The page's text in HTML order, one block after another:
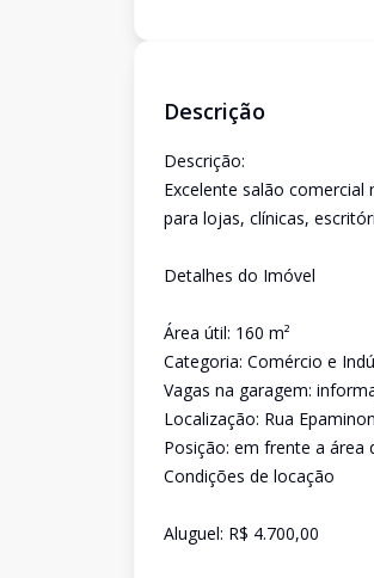
Descrição
Descrição:
Excelente salão
para lojas, clínicas,
Detalhes do Imóvel
Área útil: 160 m²
Categoria: Comércio e
Vagas na garagem:
Localização: Rua
Posição: em frente a área
Condições de locação
Aluguel: R$ 4.700,00